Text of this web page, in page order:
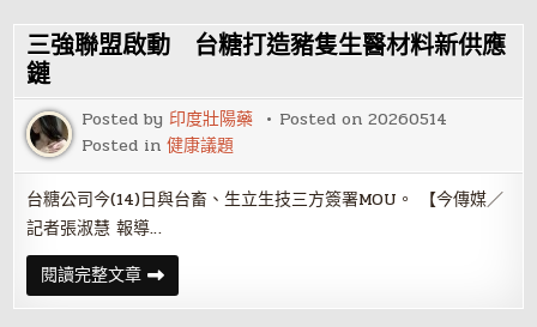
簿》
青
春
設
開
展，
新
銳
設
計
師
登
場
展
現
蓬
勃
三強聯盟啟動 台糖打造豬隻生醫材料新供應
鏈
Posted by 印度壯陽藥 Posted on20260514
Posted in健康議題
台糖公司今(14)日與台畜、生立生技三方簽署MOU。 【今傳媒／
記者張淑慧 報導…
閱讀完整文章三
強
聯